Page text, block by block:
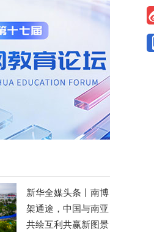
新华全媒头条丨 南博
架通途，中国与南亚
共绘互利共赢新图景